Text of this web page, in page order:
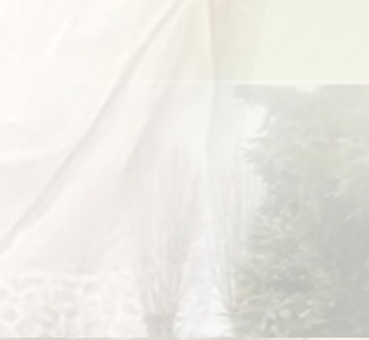
«культуры еды» при ужасающей
зажравшегося человечества
любыми средствами уговорить
далее рекламных ограничений,
суровой истины «безудержная
заявило, что дозрело до
чрезмерное потребление которых
особо потребляемое, чтобы некоторым